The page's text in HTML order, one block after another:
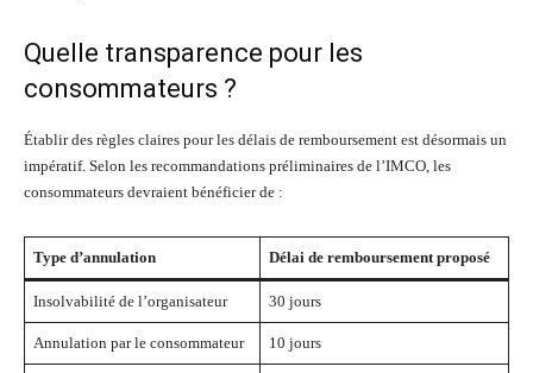
Quelle transparence pour les
consommateurs ?
Établir des règles claires pour les délais de remboursement est désormais un
impératif. Selon les recommandations préliminaires de l’IMCO, les
consommateurs devraient bénéficier de :
Type d’annulation Délai de remboursement proposé
Insolvabilité de l’organisateur 30 jours
Annulation par le consommateur 10 jours